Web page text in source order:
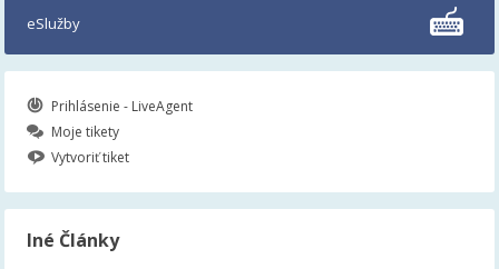
eSlužby
Prihlásenie - LiveAgent
Moje tikety
Vytvoriť tiket
Iné Články